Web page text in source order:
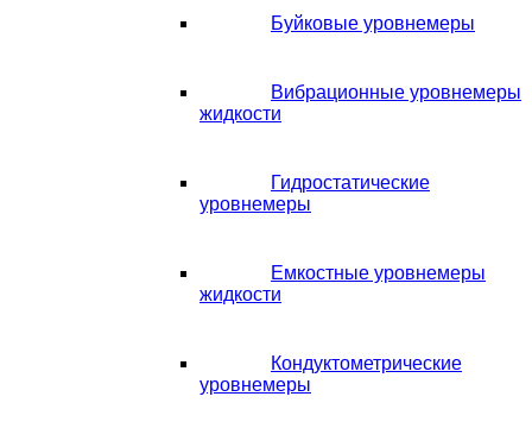
Буйковые уровнемеры
Вибрационные уровнемеры
жидкости
Гидростатические
уровнемеры
Емкостные уровнемеры
жидкости
Кондуктометрические
уровнемеры